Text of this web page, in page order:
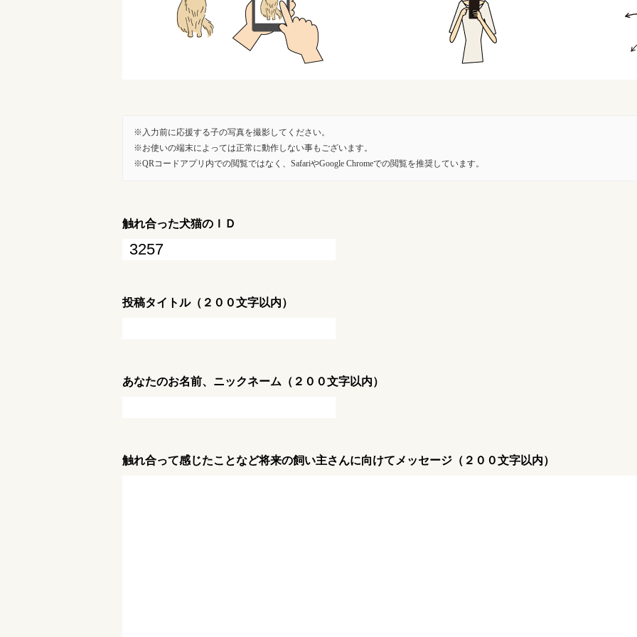
入力前に応援する子の写真を撮影してください。
お使いの端末によっては正常に動作しない事もございます。
QRコードアプリ内での閲覧ではなく、SafariやGoogle Chromeでの閲覧を推奨しています。
触れ合った犬猫のＩＤ
投稿タイトル（２００文字以内）
あなたのお名前、ニックネーム（２００文字以内）
触れ合って感じたことなど将来の飼い主さんに向けてメッセージ（２００文字以内）